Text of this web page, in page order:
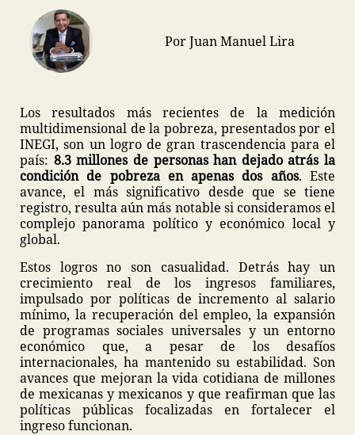
Por Juan Manuel Lira
Los resultados más recientes de la medición
multidimensional de la pobreza, presentados por el
INEGI, son un logro de gran trascendencia para el
país: 8.3 millones de personas han dejado atrás la
condición de pobreza en apenas dos años. Este
avance, el más significativo desde que se tiene
registro, resulta aún más notable si consideramos el
complejo panorama político y económico local y
global.
Estos logros no son casualidad. Detrás hay un
crecimiento real de los ingresos familiares,
impulsado por políticas de incremento al salario
mínimo, la recuperación del empleo, la expansión
de programas sociales universales y un entorno
económico que, a pesar de los desafíos
internacionales, ha mantenido su estabilidad. Son
avances que mejoran la vida cotidiana de millones
de mexicanas y mexicanos y que reafirman que las
políticas públicas focalizadas en fortalecer el
ingreso funcionan.